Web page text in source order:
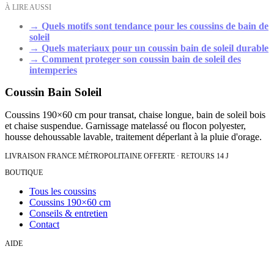
À LIRE AUSSI
→ Quels motifs sont tendance pour les coussins de bain de
soleil
→ Quels materiaux pour un coussin bain de soleil durable
→ Comment proteger son coussin bain de soleil des
intemperies
Coussin Bain Soleil
Coussins 190×60 cm pour transat, chaise longue, bain de soleil bois
et chaise suspendue. Garnissage matelassé ou flocon polyester,
housse dehoussable lavable, traitement déperlant à la pluie d'orage.
LIVRAISON FRANCE MÉTROPOLITAINE OFFERTE · RETOURS 14 J
BOUTIQUE
Tous les coussins
Coussins 190×60 cm
Conseils & entretien
Contact
AIDE